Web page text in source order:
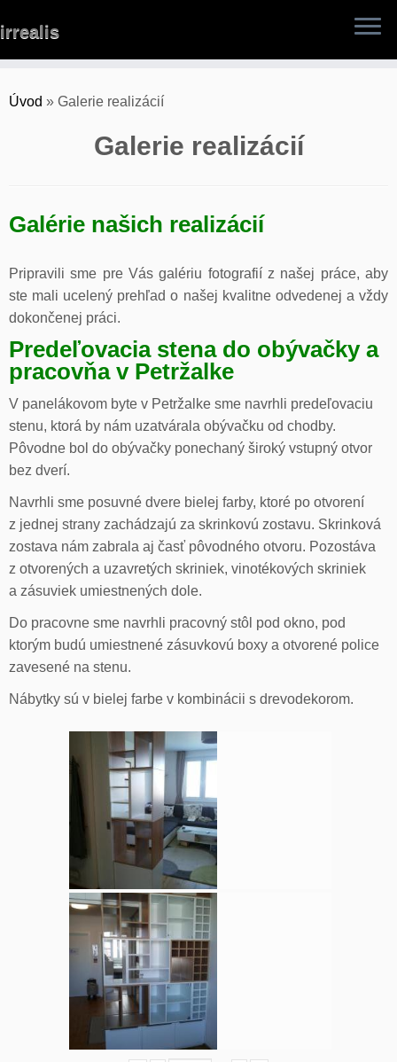
to
irrealis
Úvod » Galerie realizácií
Galerie realizácií
Galérie našich realizácií
Pripravili sme pre Vás galériu fotografií z našej práce, aby
ste mali ucelený prehľad o našej kvalitne odvedenej a vždy
dokončenej práci.
Predeľovacia stena do obývačky a
pracovňa v Petržalke
V panelákovom byte v Petržalke sme navrhli predeľovaciu
stenu, ktorá by nám uzatvárala obývačku od chodby.
Pôvodne bol do obývačky ponechaný široký vstupný otvor
bez dverí.
Navrhli sme posuvné dvere bielej farby, ktoré po otvorení
z jednej strany zachádzajú za skrinkovú zostavu. Skrinková
zostava nám zabrala aj časť pôvodného otvoru. Pozostáva
z otvorených a uzavretých skriniek, vinotékových skriniek
a zásuviek umiestnených dole.
Do pracovne sme navrhli pracovný stôl pod okno, pod
ktorým budú umiestnené zásuvkovú boxy a otvorené police
zavesené na stenu.
Nábytky sú v bielej farbe v kombinácii s drevodekorom.